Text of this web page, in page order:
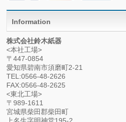
Information
株式会社鈴木紙器
<本社工場>
〒447-0854
愛知県碧南市須磨町2-21
TEL:0566-48-2626
FAX:0566-48-2625
<東北工場>
〒989-1611
宮城県柴田郡柴田町
上名生字明神堂195-2